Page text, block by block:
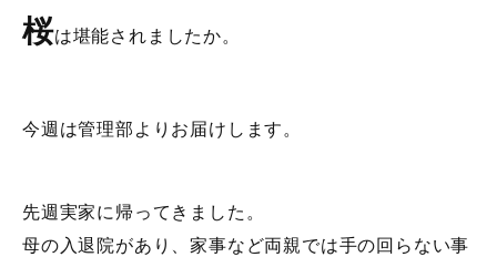
桜は堪能されましたか。
今週は管理部よりお届けします。
先週実家に帰ってきました。
母の入退院があり、家事など両親では手の回らない事